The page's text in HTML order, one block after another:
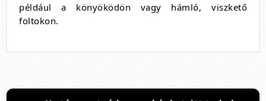
például a könyöködön vagy hámló, viszkető
foltokon.